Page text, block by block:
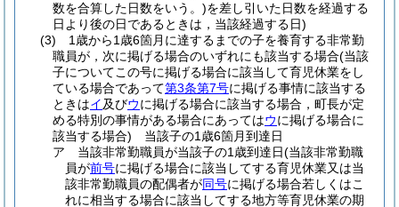
数を合算した日数をいう。)を差し引いた日数を経過する
日より後の日であるときは，当該経過する日)
(3)
1歳から1歳6箇月に達するまでの子を養育する非常勤
職員が，次に掲げる場合のいずれにも該当する場合(当該
子についてこの号に掲げる場合に該当して育児休業をし
ている場合であって第3条第7号に掲げる事情に該当する
ときはイ及びウに掲げる場合に該当する場合，町長が定
める特別の事情がある場合にあってはウに掲げる場合に
該当する場合) 当該子の1歳6箇月到達日
ア
当該非常勤職員が当該子の1歳到達日(当該非常勤職
員が前号に掲げる場合に該当してする育児休業又は当
該非常勤職員の配偶者が同号に掲げる場合若しくはこ
れに相当する場合に該当してする地方等育児休業の期